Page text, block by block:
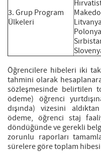
3. Grup Program
Ülkeleri
Öğrencilere hibeleri iki
tahmini olarak
sözleşmesinde belirtilen
ödeme) öğrenci
dışında) vizesini
ödeme, öğrenci staj
döndüğünde ve gerekli
zorunlu raporları
sürelere göre toplam hibesi